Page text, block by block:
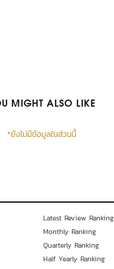
MIGHT ALSO LIKE
*ยังไม่มีข้อมูลในส่วนนี้
Latest Review Ranking
Monthly Ranking
Quarterly Ranking
Half Yearly Ranking